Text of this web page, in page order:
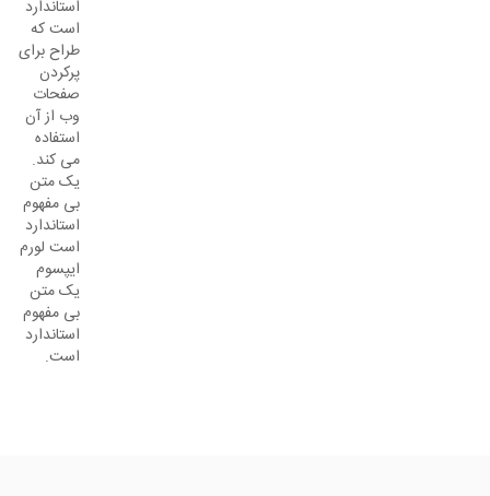
استاندارد
است که
طراح برای
پرکردن
صفحات
وب از آن
استفاده
می کند.
یک متن
بی مفهوم
استاندارد
است لورم
ایپسوم
یک متن
بی مفهوم
استاندارد
است.